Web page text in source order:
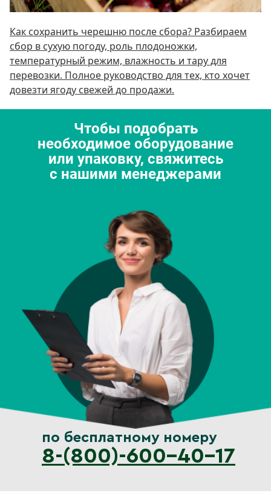
Как сохранить черешню после сбора? Разбираем
сбор в сухую погоду, роль плодоножки,
температурный режим, влажность и тару для
перевозки. Полное руководство для тех, кто хочет
довезти ягоду свежей до продажи.
Чтобы подобрать
необходимое оборудование
или упаковку, свяжитесь
с нашими менеджерами
по бесплатному номеру
8-(800)-600-40-17